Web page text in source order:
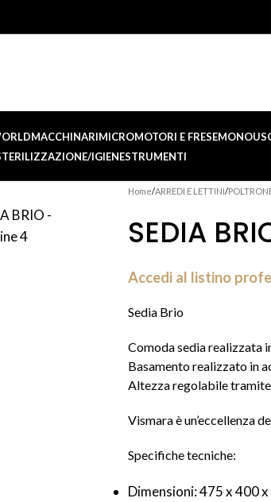
MACCHINARIMICROMOTORI E FRESE
IGIENESTRUMENTI
Home ARREDI E LETTINI
SEDIA
Accedi al listino
Sedia Brio
Comoda sedia realizzata
Basamento realizzato in
Altezza regolabile tramite
Vismara è un’eccellenza
Specifiche tecniche:
Dimensioni: 475 x 400